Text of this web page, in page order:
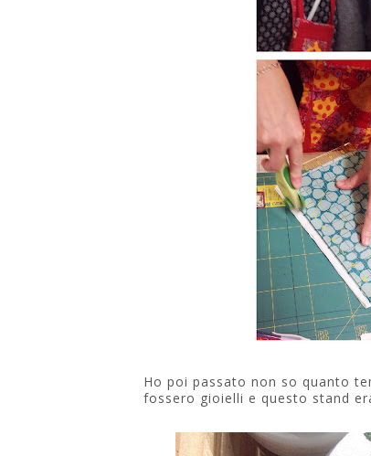
Ho poi passato non so quanto
fossero gioielli e questo stand